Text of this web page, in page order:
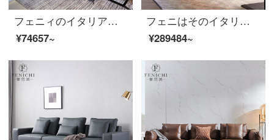
フェニィのイタリア式は極簡単で贅沢な布芸ソファーの三人です。簡単で現代的な大戸型客間L型北欧式ソファ布芸【角回転ソファ】イタリア式は極簡単です。
¥74657~
フェニはそのイタリア式の全本革のソファーを極めて簡単な客間の頭の階の牛革の3人の位は家具の工業風の納めるpa皮のソファーのイタリア式を整えてきわめて簡単です。
¥289484~